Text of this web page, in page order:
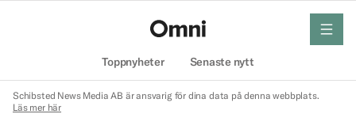
Toppnyheter Senaste nytt
meny
Schibsted News Media AB är ansvarig för dina data på denna webbplats.
Läs mer här